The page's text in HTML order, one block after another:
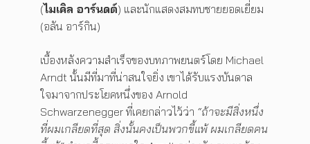
(ไมเคิล อาร์นดต์) และนักแสดงสมทบชายยอดเยี่ยม
(อลัน อาร์กิน)
เบื้องหลังความสำเร็จของบทภาพยนตร์โดย Michael
Arndt นั้นมีที่มาที่น่าสนใจยิ่ง เขาได้รับแรงบันดาล
ใจมาจากประโยคหนึ่งของ Arnold
Schwarzenegger ที่เคยกล่าวไว้ว่า “ถ้าจะมีสิ่งหนึ่ง
ที่ผมเกลียดที่สุด สิ่งนั้นคงเป็นพวกขี้แพ้ ผมเกลียดคน